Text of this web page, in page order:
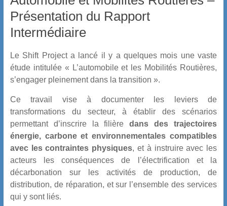
Présentation du Rapport
Intermédiaire
Le Shift Project a lancé il y a quelques mois une vaste
étude intitulée « L’automobile et les Mobilités Routières,
s’engager pleinement dans la transition ».
Ce travail vise à documenter les leviers de
transformations du secteur, à établir des
scénarios
permettant d’inscrire la filière dans des trajectoires
énergie, carbone et environnementales compatibles
avec les contraintes physiques, et à instruire avec les
acteurs les conséquences de l’électrification et la
décarbonation sur les activités de production, de
distribution, de réparation, et sur l’ensemble des services
qui y sont liés.